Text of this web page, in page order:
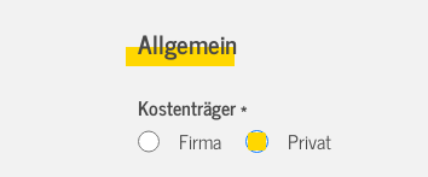
Allgemein
Kostenträger *
Firma
Privat